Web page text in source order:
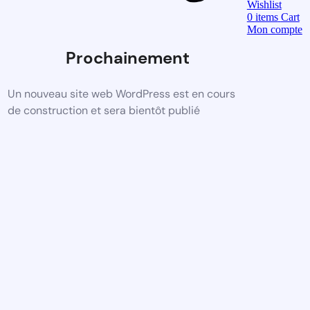
Prochainement
Un nouveau site web WordPress est en cours
de construction et sera bientôt publié
Wishlist
0 items Cart
Mon compte